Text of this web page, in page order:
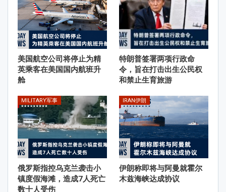
美国航空公司将停止为精
英乘客在美国国内航班升
舱
特朗普签署两项行政命
令，旨在打击出生公民权
和禁止生育旅游
MILITARY军事
俄罗斯指控乌克兰袭击小
镇度假海滩，造成7人死亡
数十人受伤
IRAN伊朗
伊朗称即将与阿曼就霍尔
木兹海峡达成协议